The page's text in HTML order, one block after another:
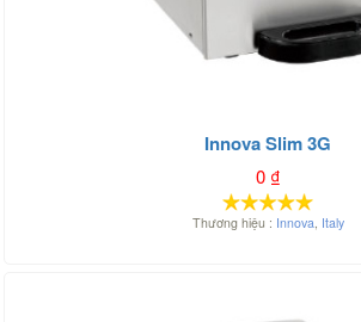
Innova Slim 3G
0₫
Thương hiệu : Innova, Italy